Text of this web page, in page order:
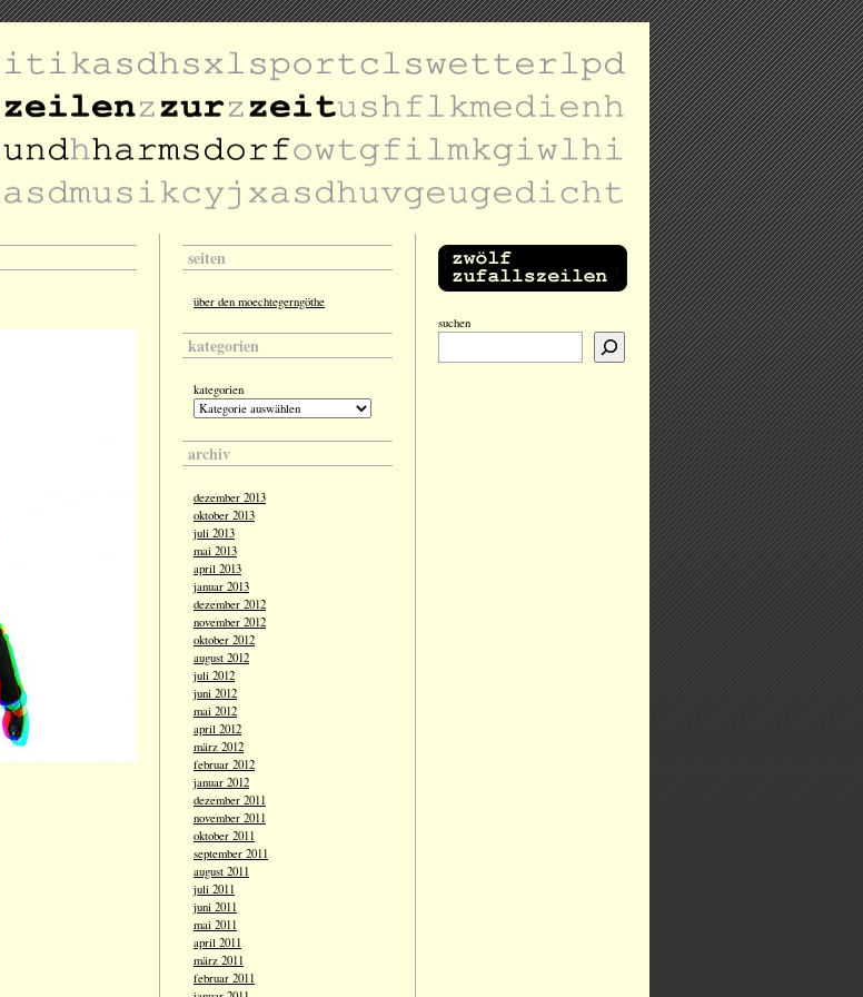
seiten
über den moechtegerngöthe
kategorien
kategorien
archiv
dezember 2013
oktober 2013
juli 2013
mai 2013
april 2013
januar 2013
dezember 2012
november 2012
oktober 2012
august 2012
juli 2012
juni 2012
mai 2012
april 2012
märz 2012
februar 2012
januar 2012
dezember 2011
november 2011
oktober 2011
september 2011
august 2011
juli 2011
juni 2011
mai 2011
april 2011
märz 2011
februar 2011
suchen